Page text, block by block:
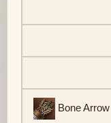
Bone Arrow